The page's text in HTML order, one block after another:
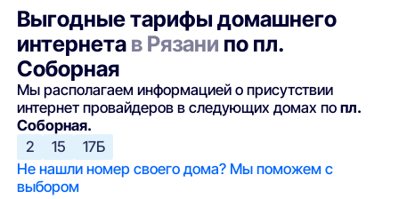
Выгодные тарифы домашнего
интернета в Рязани по пл.
Соборная
Мы располагаем информацией о присутствии
интернет провайдеров в следующих домах попл.
Соборная.
2
15
17Б
Не нашли номер своего дома? Мы поможем с
выбором